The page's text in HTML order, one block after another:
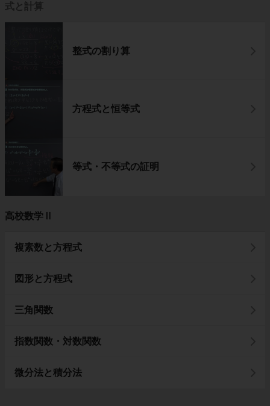
式と計算
整式の割り算
方程式と恒等式
等式・不等式の証明
高校数学Ⅱ
複素数と方程式
図形と方程式
三角関数
指数関数・対数関数
微分法と積分法